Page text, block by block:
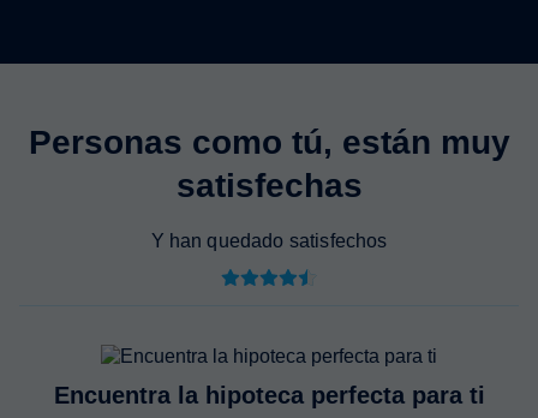
Personas como tú, están muy
satisfechas
Y han quedado satisfechos
Encuentra la hipoteca perfecta para ti